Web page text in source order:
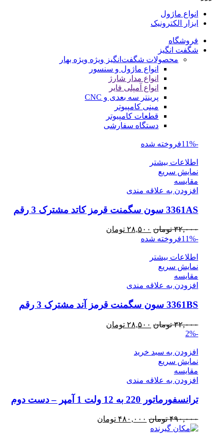
انواع ماژول
ابزار الکترونیک
فروشگاه
شگفت انگیز
محصولات شگفت‌انگیز ویژه ویژه بهار
انواع ماژول و سنسور
انواع مدار شارژ
انواع آمپلی فایر
پرینتر سه بعدی و CNC
مینی کامپیوتر
قطعات کامپیوتر
دستگاه سفارشی
-11% فروخته شده
اطلاعات بیشتر
نمایش سریع
مقايسه
افزودن به علاقه مندی
3361AS سون سگمنت قرمز کاتد مشترک 3 رقم
۳۲,۰۰۰ تومان قیمت
اصلی
۲۸,۵۰۰ تومان
-11% فروخته شده
اطلاعات بیشتر
نمایش سریع
مقايسه
افزودن به علاقه مندی
3361BS سون سگمنت قرمز آند مشترک 3 رقم
۳۲,۰۰۰ تومان قیمت
بود.
۲۸,۵۰۰ تومان
-2%
افزودن به سبد خرید
نمایش سریع
مقايسه
افزودن به علاقه مندی
ترانسفورماتور 220 به 12 ولت 1 آمپر – دست دوم
۴۹۰,۰۰۰ تومان قیمت
۴۸۰,۰۰۰ تومان